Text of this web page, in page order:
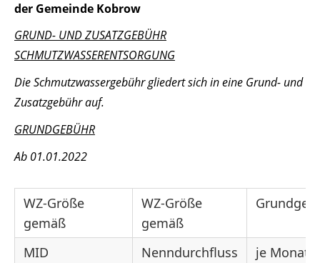
der Gemeinde Kobrow
GRUND- UND ZUSATZGEBÜHR
SCHMUTZWASSERENTSORGUNG
Die Schmutzwassergebühr gliedert sich in eine Grund- und
Zusatzgebühr auf.
GRUNDGEBÜHR
Ab 01.01.2022
WZ-Größe
gemäß
WZ-Größe
gemäß
MID
Nenndurchfluss je Monat: